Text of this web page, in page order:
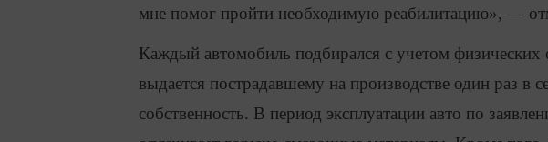
мне помог пройти необходимую реабилитацию», —
Каждый автомобиль подбирался с учетом
выдается пострадавшему на производстве один раз в
собственность. В период эксплуатации авто по